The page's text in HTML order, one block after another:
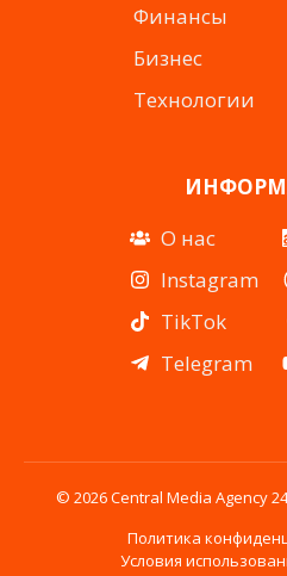
Финансы
Бизнес
Технологии
О нас
Instagram
TikTok
Telegram
© 2026 Central Media Agency
Политика
Условия